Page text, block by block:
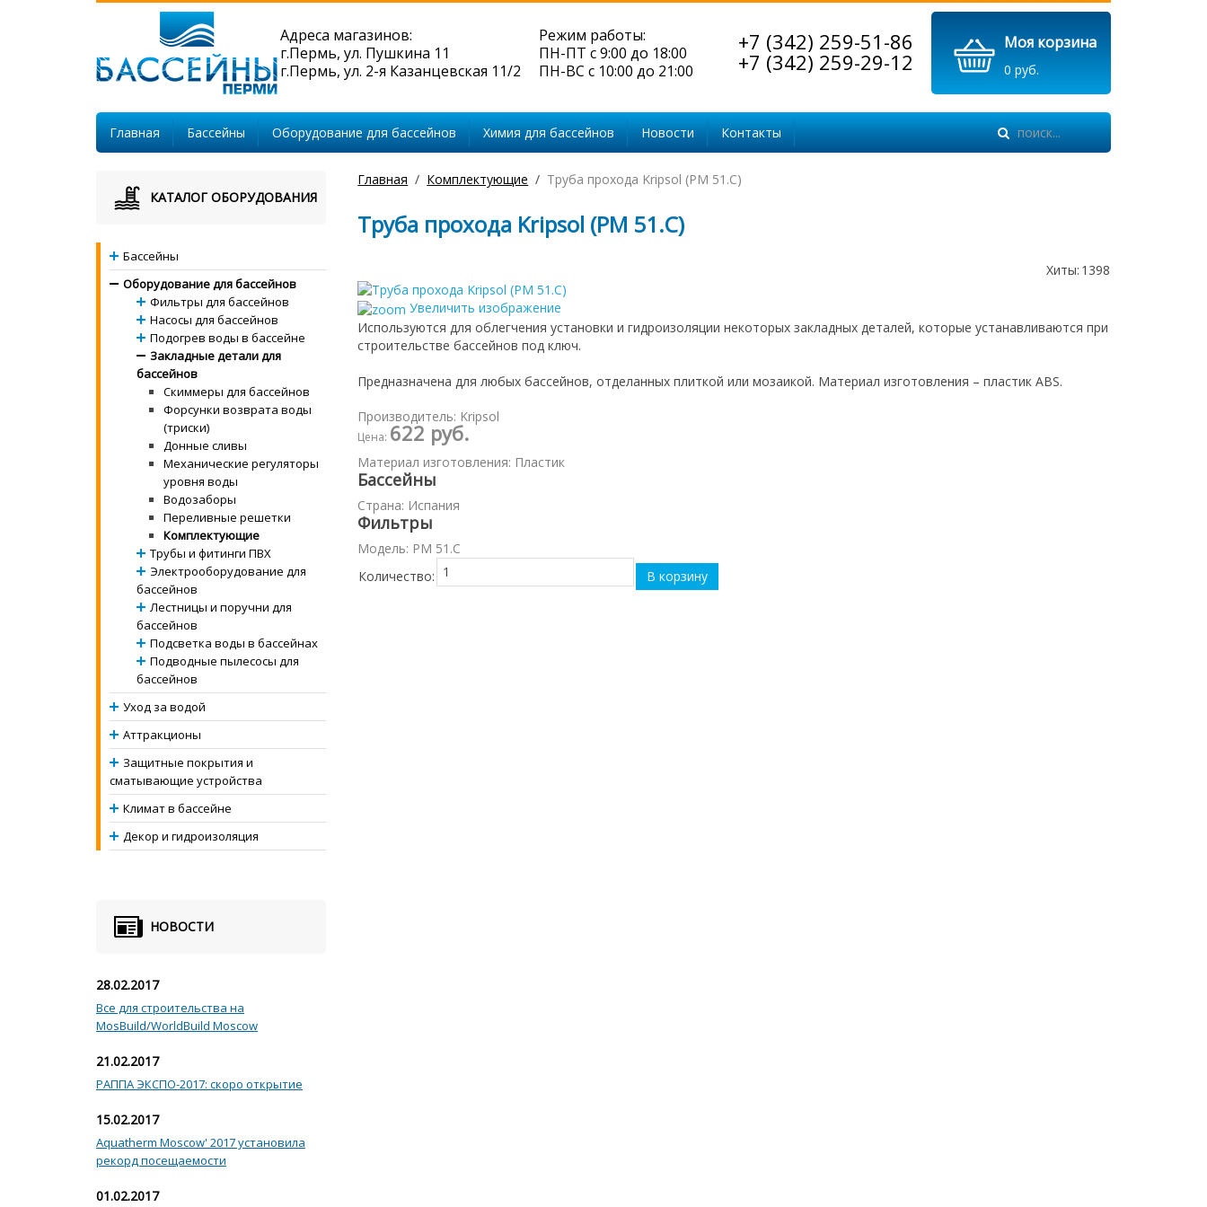
Моя корзина
0 руб.
+7 (342) 259-51-86
+7 (342) 259-29-12
Режим работы:
ПН-ПТ с 9:00 до 18:00
ПН-ВС с 10:00 до 21:00
Адреса магазинов:
г.Пермь, ул. Пушкина 11
г.Пермь, ул. 2-я Казанцевская 11/2
Главная Бассейны Оборудование для бассейнов Химия для бассейнов Новости Контакты
Главная Комплектующие Труба прохода Kripsol (PM 51.С)
Труба прохода Kripsol (PM 51.С)
Хиты: 1398
Увеличить изображение
Используются для облегчения установки и гидроизоляции некоторых закладных деталей, которые устанавливаются при
строительстве бассейнов под ключ.
Предназначена для любых бассейнов, отделанных плиткой или мозаикой. Материал изготовления – пластик ABS.
Производитель: Kripsol
Цена: 622 руб.
Материал изготовления: Пластик
Бассейны
Страна: Испания
Фильтры
Модель: PM 51.С
Количество:
КАТАЛОГ ОБОРУДОВАНИЯ
Бассейны
Оборудование для бассейнов
Фильтры для бассейнов
Насосы для бассейнов
Подогрев воды в бассейне
Закладные детали для
бассейнов
Скиммеры для бассейнов
Форсунки возврата воды
(триски)
Донные сливы
Механические регуляторы
уровня воды
Водозаборы
Переливные решетки
Комплектующие
Трубы и фитинги ПВХ
Электрооборудование для
бассейнов
Лестницы и поручни для
бассейнов
Подсветка воды в бассейнах
Подводные пылесосы для
бассейнов
Уход за водой
Аттракционы
Защитные покрытия и
сматывающие устройства
Климат в бассейне
Декор и гидроизоляция
НОВОСТИ
28.02.2017
Все для строительства на
MosBuild/WorldBuild Moscow
21.02.2017
РАППА ЭКСПО-2017: скоро открытие
15.02.2017
Aquatherm Moscow' 2017 установила
рекорд посещаемости
01.02.2017